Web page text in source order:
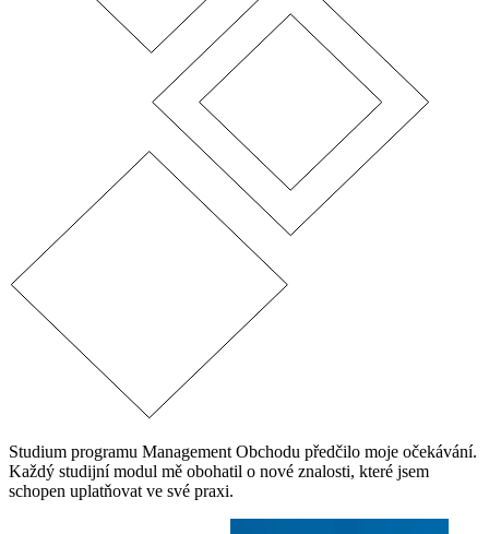
Studium programu Management Obchodu předčilo moje očekávání.
Každý studijní modul mě obohatil o nové znalosti, které jsem
schopen uplatňovat ve své praxi.